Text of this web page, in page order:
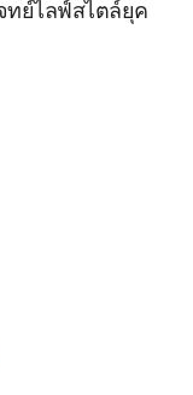
ทย์ไลฟ์สไตล์ยุค